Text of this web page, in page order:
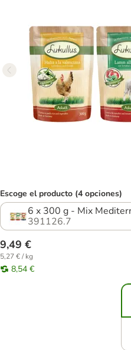
Escoge el producto (4 opciones)
6 x 300 g - Mix
391126.7
9,49 €
5,27 € / kg
8,54 €